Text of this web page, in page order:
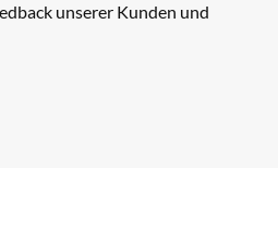
unserer Kunden und